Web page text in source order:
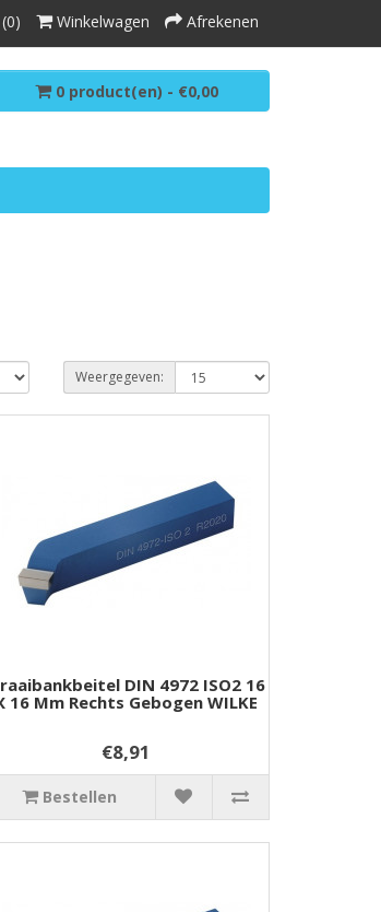
Winkelwagen Afrekenen
0 product(en) - €0,00
Weergegeven:
DIN 4972 ISO2 16
16 Mm Rechts Gebogen WILKE
€8,91
Bestellen